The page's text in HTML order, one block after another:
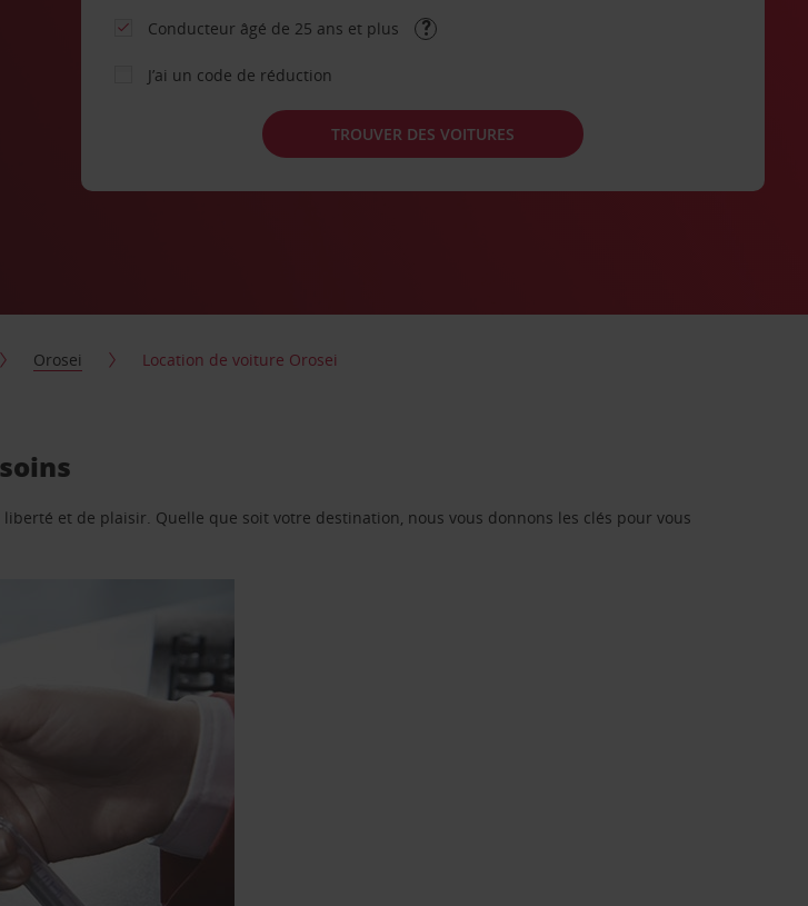
Conducteur âgé de 25 ans et plus
J’ai un code de réduction
TROUVER DES VOITURES
Orosei Location de voiture Orosei
et de plaisir. Quelle que soit votre destination, nous vous donnons les clés pour vous